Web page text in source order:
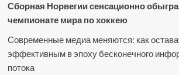
Сборная Норвегии сенсационно
чемпионате мира по хоккею
Современные медиа меняются: как
эффективным в эпоху бесконечного
потока